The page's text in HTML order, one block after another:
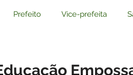
Prefeito Vice-prefeita